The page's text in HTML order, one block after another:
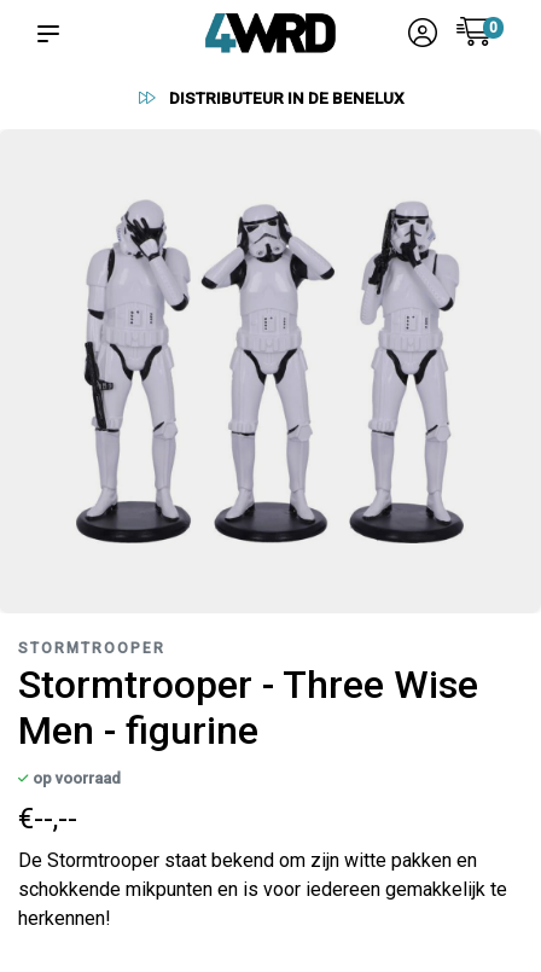
0
BETROUWBARE LEVERANCIERS
STORMTROOPER
Stormtrooper - Three Wise
Men - figurine
op voorraad
€--,--
De Stormtrooper staat bekend om zijn witte pakken en
schokkende mikpunten en is voor iedereen gemakkelijk te
herkennen!